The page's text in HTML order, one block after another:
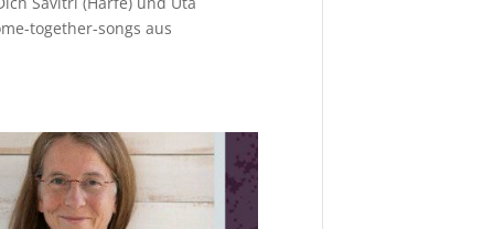
together-songs aus